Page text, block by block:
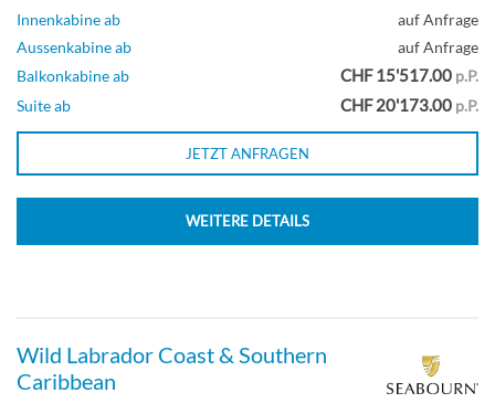
Veranda Suite-[V4]
Deck 7
Balkonkabine
Deck 7
Innenkabine ab
auf Anfrage
Aussenkabine ab
auf Anfrage
Balkonkabine ab
CHF 15'517.00 p.P.
Suite ab
CHF 20'173.00 p.P.
JETZT ANFRAGEN
WEITERE DETAILS
Wild Labrador Coast & Southern
Caribbean